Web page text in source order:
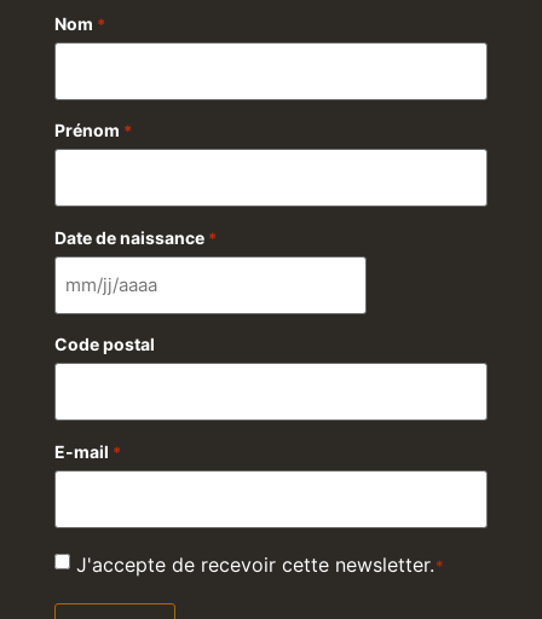
Nom *
Prénom *
Date de naissance *
Code postal
E-mail *
RGPDJ'accepte de recevoir cette newsletter.*